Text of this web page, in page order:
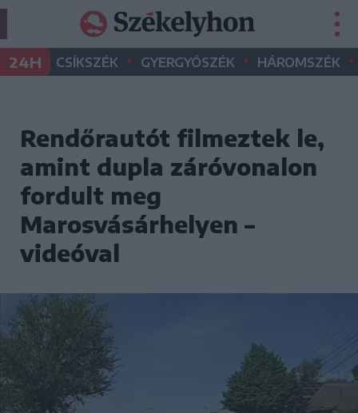
24H CSÍKSZÉK • GYERGYÓSZÉK • HÁROMSZÉK •
Rendőrautót filmeztek le,
amint dupla záróvonalon
fordult meg
Marosvásárhelyen –
videóval